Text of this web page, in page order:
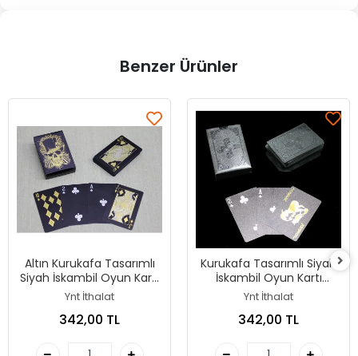
Benzer Ürünler
Altın Kurukafa Tasarımlı
Siyah İskambil Oyun Kartı
Alk4338
Ynt İthalat
342,00 TL
Kurukafa Tasarımlı Siyah
İskambil Oyun Kartı
Alk3123
Ynt İthalat
342,00 TL